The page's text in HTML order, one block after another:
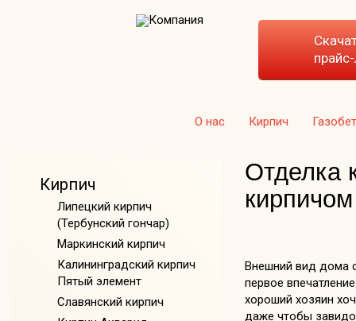
О нас Кирпич
Отделка
кирпичом
Внешний вид дома
первое
хороший хозяин
даже чтобы
Кирпич
Липецкий кирпич
(Тербунский гончар)
Маркинский кирпич
Калининградский кирпич
Пятый элемент
Славянский кирпич